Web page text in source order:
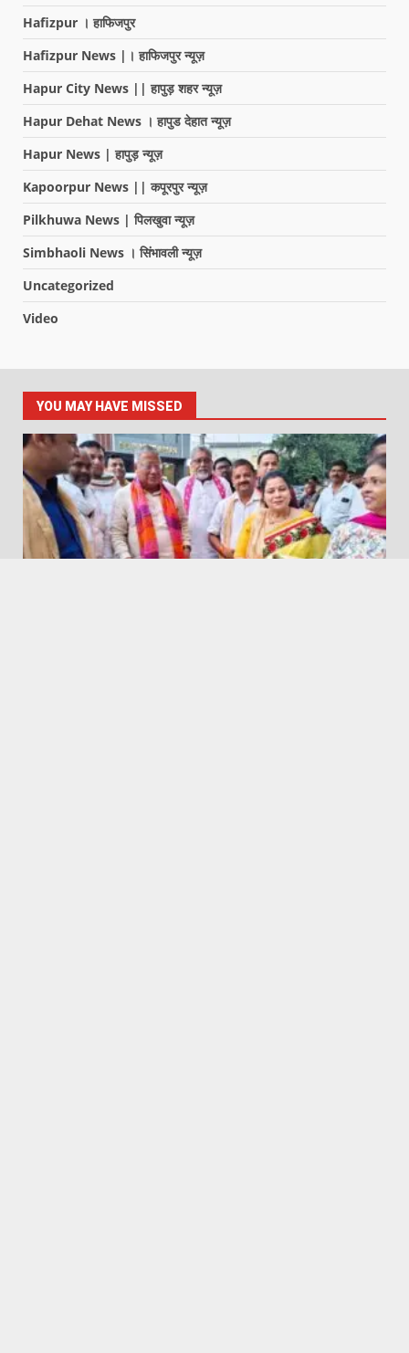
Hafizpur । हाफिजपुर
Hafizpur News |। हाफिजपुर न्यूज़
Hapur City News || हापुड़ शहर न्यूज़
Hapur Dehat News । हापुड देहात न्यूज़
Hapur News | हापुड़ न्यूज़
Kapoorpur News || कपूरपुर न्यूज़
Pilkhuwa News | पिलखुवा न्यूज़
Simbhaoli News । सिंभावली न्यूज़
Uncategorized
Video
YOU MAY HAVE MISSED